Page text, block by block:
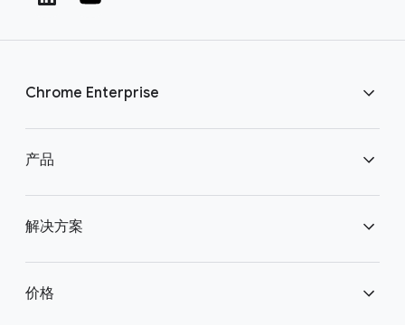
Chrome Enterprise
下载 Chrome
产品
Chrome Enterprise
解决方案
企业安全浏览
价格